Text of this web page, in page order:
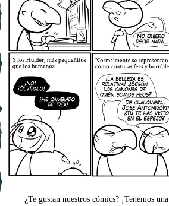
¿Te gustan nuestros cómics? ¡Tenemos una